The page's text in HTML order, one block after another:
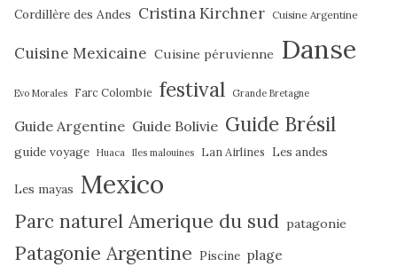
Cordillère des Andes Cristina Kirchner Cuisine Argentine
Cuisine Mexicaine Cuisine péruvienne Danse
Evo Morales Farc Colombie festival Grande Bretagne
Guide Argentine Guide Bolivie Guide Brésil
guide voyage Huaca Iles malouines Lan Airlines Les andes
Les mayas Mexico
Parc naturel Amerique du sud patagonie
Patagonie Argentine Piscine plage